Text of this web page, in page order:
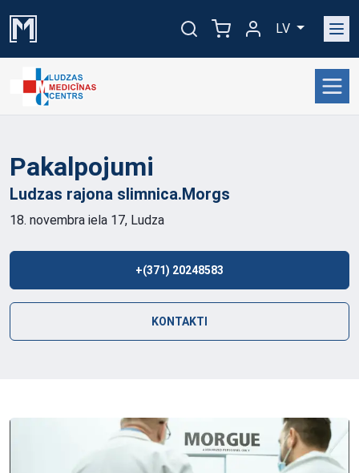
LV
Pakalpojumi
Ludzas rajona slimnica.Morgs
18. novembra iela 17, Ludza
+(371) 20248583
KONTAKTI